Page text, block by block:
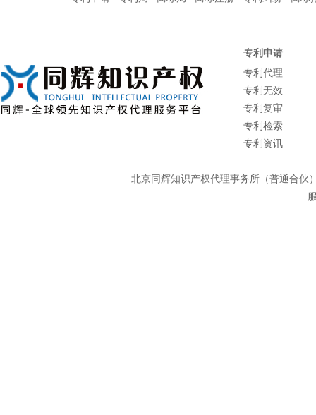
专利申请
专利代理
专利无效
专利复审
专利检索
专利资讯
北京同辉知识产权代理事务所（普通合